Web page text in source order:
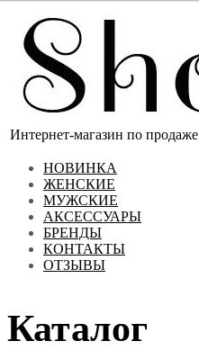
Интернет-магазин по
НОВИНКА
ЖЕНСКИЕ
МУЖСКИЕ
АКСЕССУАРЫ
БРЕНДЫ
КОНТАКТЫ
ОТЗЫВЫ
Каталог